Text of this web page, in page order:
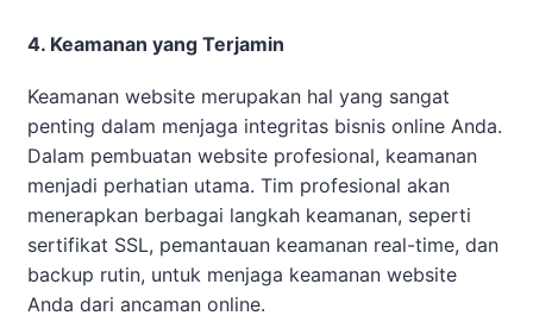
4. Keamanan yang Terjamin
Keamanan website merupakan hal yang sangat
penting dalam menjaga integritas bisnis online Anda.
Dalam pembuatan website profesional, keamanan
menjadi perhatian utama. Tim profesional akan
menerapkan berbagai langkah keamanan, seperti
sertifikat SSL, pemantauan keamanan real-time, dan
backup rutin, untuk menjaga keamanan website
Anda dari ancaman online.